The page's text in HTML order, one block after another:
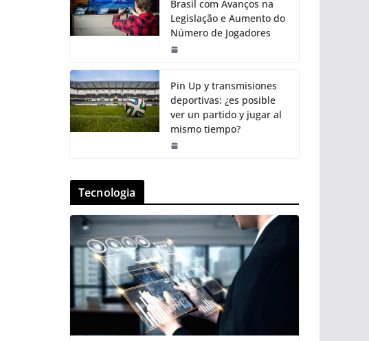
Brasil com Avanços na
Legislação e Aumento do
Número de Jogadores
Pin Up y transmisiones
deportivas: ¿es posible
ver un partido y jugar al
mismo tiempo?
Tecnologia